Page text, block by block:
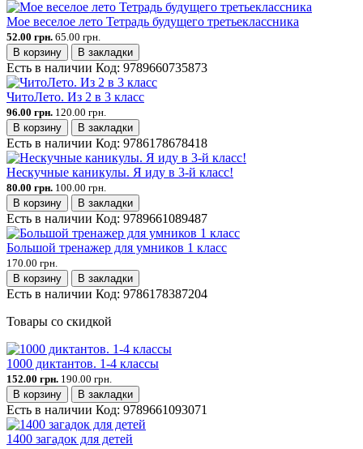
Мое веселое лето Тетрадь будущего третьеклассника
52.00 грн. 65.00 грн.
В корзину
В закладки
Есть в наличии Код: 9789660735873
ЧитоЛето. Из 2 в 3 класс
96.00 грн. 120.00 грн.
В корзину
В закладки
Есть в наличии Код: 9786178678418
Нескучные каникулы. Я иду в 3-й класс!
80.00 грн. 100.00 грн.
В корзину
В закладки
Есть в наличии Код: 9789661089487
Большой тренажер для умников 1 класс
170.00 грн.
В корзину
В закладки
Есть в наличии Код: 9786178387204
Товары со скидкой
1000 диктантов. 1-4 классы
152.00 грн. 190.00 грн.
В корзину
В закладки
Есть в наличии Код: 9789661093071
1400 загадок для детей